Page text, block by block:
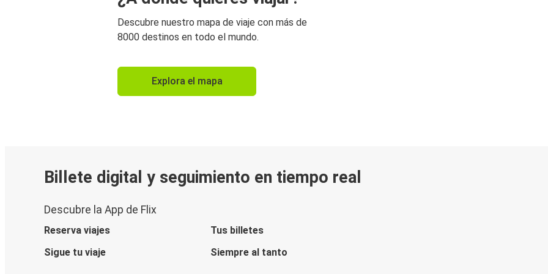
Descubre nuestro mapa de viaje con más de
8000 destinos en todo el mundo.
Explora el mapa
Billete digital y seguimiento en tiempo real
Descubre la App de Flix
Reserva viajes
Tus billetes
Sigue tu viaje
Siempre al tanto